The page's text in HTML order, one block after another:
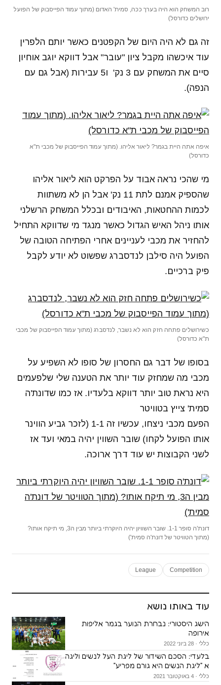
רוב המשחק הוא היה בערך ככה, סמית' האדום (מתוך עמוד הפייסבוק של הפועל
ירושלים כדורסל)
זה גם לא היה היום של הקפטנים כאשר יותם הלפרין
עוד איכשהו מקבל ציון "עובר" אבל דווקא יוגב אוחיון
סיים את המשחק עם 3 נק' ו5 עבירות (אבל גם עם
הנפה).
איפה אתה היית בגמר? ליאור אליהו. (מתוך עמוד הפייסבוק של מכבי ת"א
כדורסל)
מי שהכי נראה אבוד על הפרקט הוא ליאור אליהו
שהספיק אמנם לתת 11 נק' אבל הן לא משתוות
לכמות ההחטאות, האיבודים ובכלל המשחק הרשלני
אותו ניהל האיש הגדול כאשר מנגד מי שדווקא התחיל
להחזיר את מכבי לעניינים אחרי הפתיחה הטובה של
הפועל היה סילבן לנדסברג שפשוט לא יודע לקבל
פיק ברכיים.
כשירושלים פתחה חזק הוא לא נשבר, לנדסברג (מתוך עמוד הפייסבוק של מכבי
ת"א כדורסל)
בסופו של דבר גם החסרון של סופו לא השפיע על
מכבי מה שמחזק עוד יותר את הטענה שלי שלפעמים
היא נראת טוב יותר דווקא בלעדיו. אז כמו שדונת'ה
סמית' צייץ בטוויטר
הפעם מכבי ניצחו, עכשיו זה 1-1 (לזכר גביע הווינר
אותו הפועל לקחו) שובר השווין יהיה במאי ועד אז
לשני הקבוצות יש עוד דרך ארוכה.
דונת'ה סופר 1-1. שובר השוויון יהיה היוקרתי ביותר מבין ה3, מי תיקח אותו?
(מתוך הטוויטר של דונת'ה סמית')
Competition
League
עוד באותו נושא
הישג היסטורי: נבחרת הנוער בגמר אליפות
אירופה
כללי · 28 ביוני 2022
בלעדי: הסכם השידור של ליגת העל לנשים וליגה
א ״ליגת הנשים היא גורם מפריע״
כללי · 4 באוקטובר 2021